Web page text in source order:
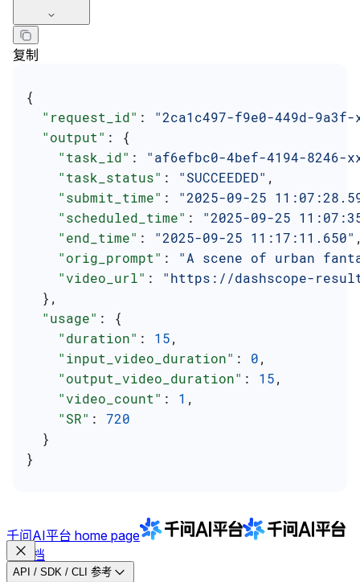
复制
{
  "request_id"
: "2ca1c497-f9e0-449d-
  "output"
: {
    "task_id"
: "af6efbc0-4bef-4194-8246-
    "task_status"
: "SUCCEEDED" ,
    "submit_time"
: "2025-09-25
    "scheduled_time"
: "2025-09-25
    "end_time"
: "2025-09-25 11:17:11.650"
    "orig_prompt"
: "A scene of urban
    "video_url"
: "https://dashscope-
  },
  "usage"
: {
    "duration"
: 15,
    "input_video_duration"
: 0,
    "output_video_duration"
: 15,
    "video_count"
: 1 ,
    "SR"
: 720
  }
}
千问AI平台 home page
文档
API / SDK / CLI 参考